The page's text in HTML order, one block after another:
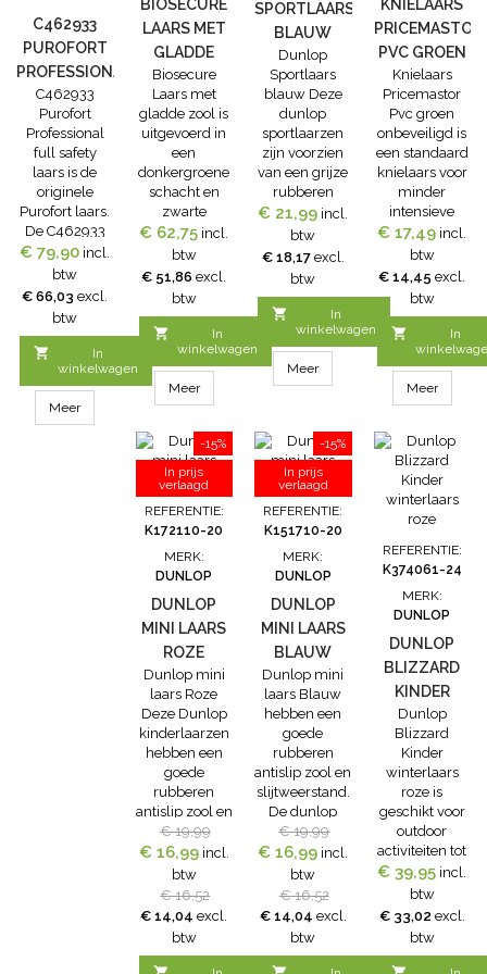
inlegzool biedt
een
verbeterde
grip....
C462933
PUROFORT
PROFESSIONAL
FULL
SAFETY
LAARS
C462933
Purofort
Professional
full safety
laars is de
originele
Purofort laars.
De C462933
Purofort
Professional
full safety
laarsheeft een
thermische
isolatie tot
-20°C biedt
deze laars alle
praktische
eigenschappen
ondergronden.Eigenschappen:•
€ 79,90 incl.
btw
€ 66,03 excl.
btw

In
winkelwagen
Meer
BIOSECURE
LAARS MET
GLADDE
ZOOL
Biosecure
Laars met
gladde zool is
uitgevoerd in
een
donkergroene
schacht en
zwarte
buitenzool. De
Biosecure
Laars met
gladde
zoolprofiel
zorgt voor een
optimale
hygiene om
het
overbrengen
veroorzaken
van infecties te
voorkomen.
Uitstekende
resistentie
vloeistoffen en
substanties.
Heeft een
goede
Eenvoudig te...
€ 62,75 incl.
btw
€ 51,86 excl.
btw

In
winkelwagen
Meer
SPORTLAARS
BLAUW
Dunlop
Sportlaars
blauw Deze
dunlop
sportlaarzen
zijn voorzien
van een grijze
rubberen
antislipzool en
goede
slijtweerstand.
De dunlop
sportlaars
blauw is
verkrijgbaar in
de maatserie
31 t/m 42.
€ 21,99 incl.
btw
€ 18,17 excl.
btw

In
winkelwagen
Meer
KNIELAARS
PRICEMASTOR
PVC GROEN
ONBEVEILIGD
Knielaars
Pricemastor
Pvc groen
onbeveiligd is
een standaard
knielaars voor
minder
intensieve
De Knielaars
Pricemastor
Pvc groen is
onbeveiligd.
Norm: CE
€ 17,49 incl.
btw
€ 14,45 excl.
btw

In
Meer
-15%
In prijs
verlaagd
REFERENTIE:
K172110-20
MERK:
DUNLOP
DUNLOP
MINI LAARS
ROZE
Dunlop mini
laars Roze
Deze Dunlop
kinderlaarzen
hebben een
goede
rubberen
antislip zool en
slijtweerstand.
De Dunlop
mini laars roze
is verkrijgbaar
in de maten
20 t/m 30. Dit
is een
uitlopend
€ 19,99
€ 16,99 incl.
btw
€ 16,52
€ 14,04 excl.
btw
-15%
In prijs
verlaagd
REFERENTIE:
K151710-20
MERK:
DUNLOP
DUNLOP
MINI LAARS
BLAUW
Dunlop mini
laars Blauw
hebben een
goede
rubberen
antislip zool en
slijtweerstand.
De dunlop
mini laars
blauw kan
zowel door
jongens als
meiden
gedragen
worden.
Verkrijgbaar in
€ 19,99
€ 16,99 incl.
btw
€ 16,52
€ 14,04 excl.
btw
REFERENTIE:
K374061-24
MERK:
DUNLOP
DUNLOP
BLIZZARD
KINDER
WINTERLAARS
ROZE
Dunlop
Blizzard
Kinder
winterlaars
roze is
geschikt voor
outdoor
activiteiten tot
-15°C. De
Dunlop
Blizzard
winterlaars
heeft een
gekleurde
€ 39,95 incl.
btw
€ 33,02 excl.
btw